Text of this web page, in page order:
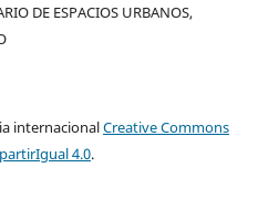
DE ESPACIOS URBANOS,
internacionalCreative Commons
4.0.